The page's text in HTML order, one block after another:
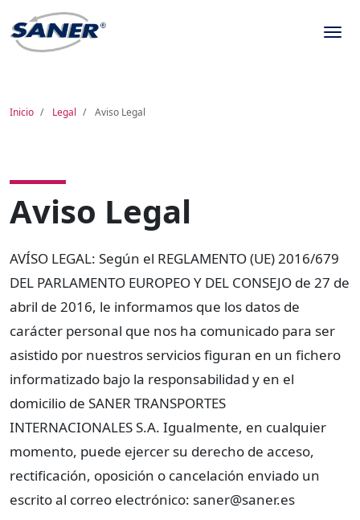
Inicio Legal Aviso Legal
Aviso Legal
AVÍSO LEGAL: Según el REGLAMENTO (UE) 2016/679
DEL PARLAMENTO EUROPEO Y DEL CONSEJO de 27 de
abril de 2016, le informamos que los datos de
carácter personal que nos ha comunicado para ser
asistido por nuestros servicios figuran en un fichero
informatizado bajo la responsabilidad y en el
domicilio de SANER TRANSPORTES
INTERNACIONALES S.A. Igualmente, en cualquier
momento, puede ejercer su derecho de acceso,
rectificación, oposición o cancelación enviado un
escrito al correo electrónico: saner@saner.es